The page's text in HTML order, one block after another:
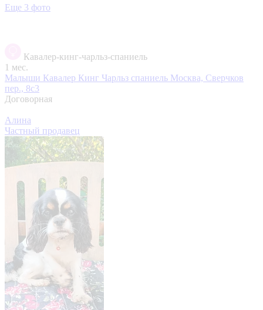
Еще 3 фото
Кавалер-кинг-чарльз-спаниель
1 мес.
Малыши Кавалер Кинг Чарльз спаниель Москва, Сверчков
пер., 8с3
Договорная
Алина
Частный продавец